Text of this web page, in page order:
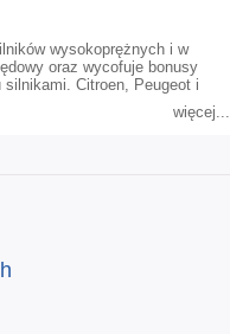
wysokoprężnych i w
oraz wycofuje bonusy
Citroen, Peugeot i
więcej...